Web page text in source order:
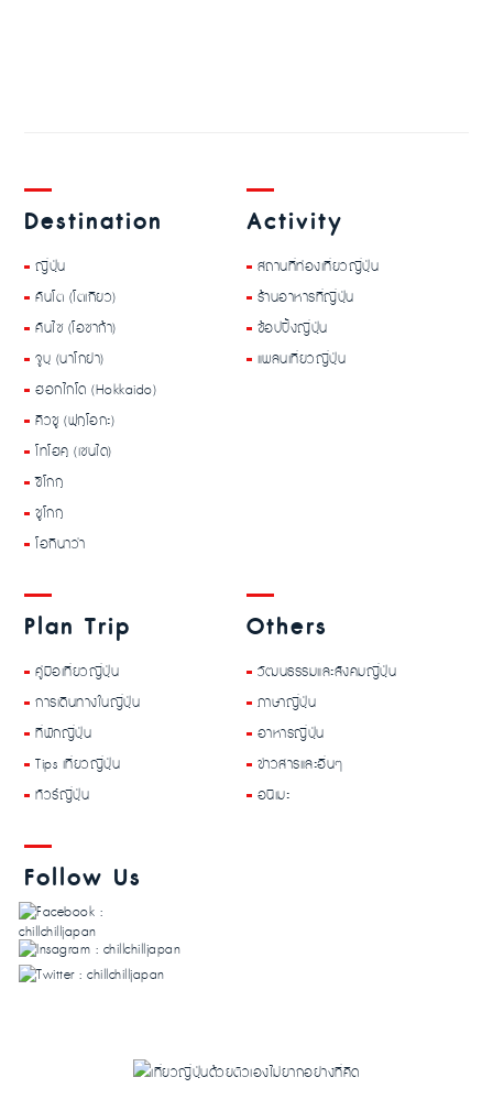
Destination
ญี่ปุ่น
คันโต (โตเกียว)
คันไซ (โอซาก้า)
จูบุ (นาโกย่า)
ฮอกไกโด (Hokkaido)
คิวชู (ฟุกุโอกะ)
โทโฮคุ (เซนได)
ชิโกกุ
ชูโกกุ
โอกินาว่า
Activity
สถานที่ท่องเที่ยวญี่ปุ่น
ร้านอาหารที่ญี่ปุ่น
ช้อปปิ้งญี่ปุ่น
แพลนเที่ยวญี่ปุ่น
Plan Trip
คู่มือเที่ยวญี่ปุ่น
การเดินทางในญี่ปุ่น
ที่พักญี่ปุ่น
Tips เที่ยวญี่ปุ่น
ทัวร์ญี่ปุ่น
Others
วัฒนธรรมและสังคมญี่ปุ่น
ภาษาญี่ปุ่น
อาหารญี่ปุ่น
ข่าวสารและอื่นๆ
อนิเมะ
Follow Us